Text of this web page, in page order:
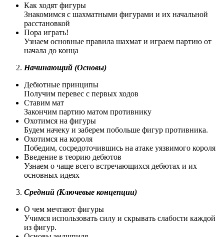
Как ходят фигуры
Знакомимся с шахматными фигурами и их начальной
расстановкой
Пора играть!
Узнаем основные правила шахмат и играем партию от
начала до конца
Начинающий (Основы)
Дебютные принципы
Получим перевес с первых ходов
Ставим мат
Закончим партию матом противнику
Охотимся на фигуры
Будем начеку и заберем побольше фигур противника.
Охотимся на короля
Победим, сосредоточившись на атаке уязвимого короля
Введение в теорию дебютов
Узнаем о чаще всего встречающихся дебютах и их
основных идеях
Средний (Ключевые концепции)
О чем мечтают фигуры
Учимся использовать силу и скрывать слабости каждой
из фигур.